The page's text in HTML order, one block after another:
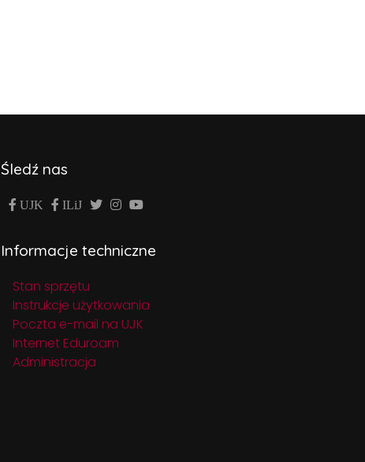
Śledź nas
UJK ILiJ
Informacje techniczne
Stan sprzętu
Instrukcje użytkowania
Poczta e-mail na UJK
Internet Eduroam
Administracja